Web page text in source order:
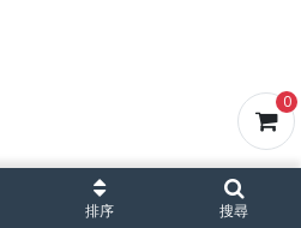
0
排序 搜尋